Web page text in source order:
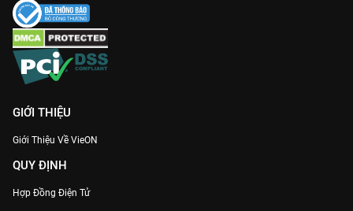
GIỚI THIỆU
Giới Thiệu Về VieON
QUY ĐỊNH
Hợp Đồng Điện Tử